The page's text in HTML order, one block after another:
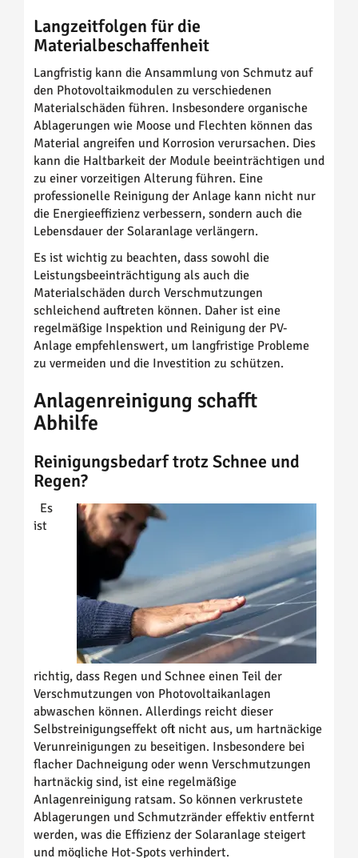
Langzeitfolgen für die
Materialbeschaffenheit
Langfristig kann die Ansammlung von Schmutz auf
den Photovoltaikmodulen zu verschiedenen
Materialschäden führen. Insbesondere organische
Ablagerungen wie Moose und Flechten können das
Material angreifen und Korrosion verursachen. Dies
kann die Haltbarkeit der Module beeinträchtigen und
zu einer vorzeitigen Alterung führen. Eine
professionelle Reinigung der Anlage kann nicht nur
die Energieeffizienz verbessern, sondern auch die
Lebensdauer der Solaranlage verlängern.
Es ist wichtig zu beachten, dass sowohl die
Leistungsbeeinträchtigung als auch die
Materialschäden durch Verschmutzungen
schleichend auftreten können. Daher ist eine
regelmäßige Inspektion und Reinigung der PV-
Anlage empfehlenswert, um langfristige Probleme
zu vermeiden und die Investition zu schützen.
Anlagenreinigung schafft
Abhilfe
Reinigungsbedarf trotz Schnee und
Regen?
Es
ist
richtig, dass Regen und Schnee einen Teil der
Verschmutzungen von Photovoltaikanlagen
abwaschen können. Allerdings reicht dieser
Selbstreinigungseffekt oft nicht aus, um hartnäckige
Verunreinigungen zu beseitigen. Insbesondere bei
flacher Dachneigung oder wenn Verschmutzungen
hartnäckig sind, ist eine regelmäßige
Anlagenreinigung ratsam. So können verkrustete
Ablagerungen und Schmutzränder effektiv entfernt
werden, was die Effizienz der Solaranlage steigert
und mögliche Hot-Spots verhindert.